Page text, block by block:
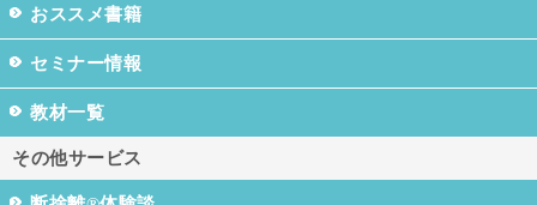
おススメ書籍
セミナー情報
教材一覧
その他サービス